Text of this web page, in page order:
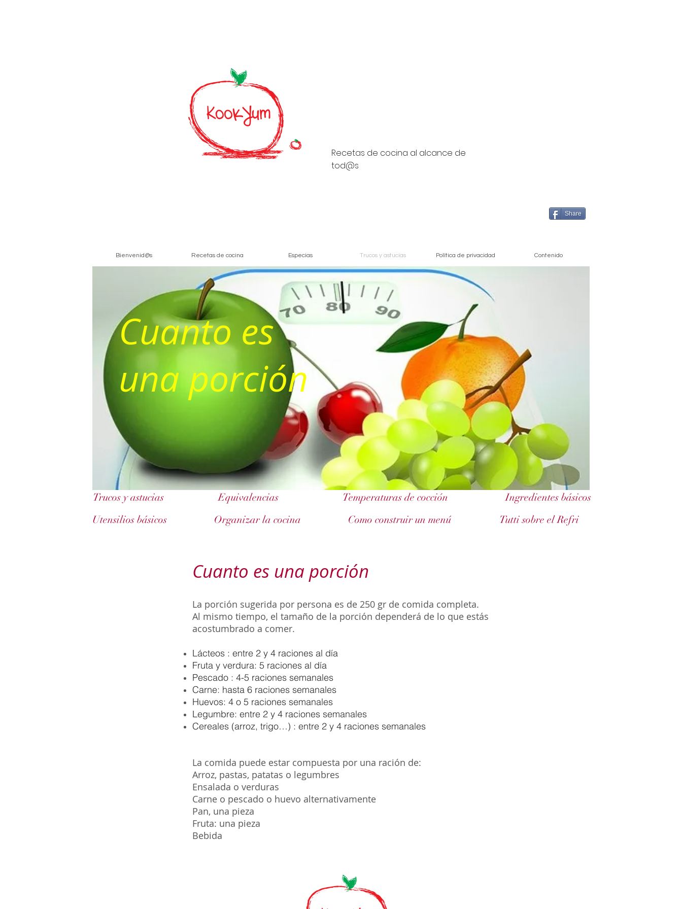
Recetas de cocina al alcance de
tod@s
Share
Bienvenid@s Recetas de cocina Especias Trucos y astucias Política de privacidad Contenido
Cuanto es
una porción
Trucos y astucias
Utensilios básicos
Equivalencias
Organizar la cocina
Temperaturas de cocción
Como construir un menú
Ingredientes básicos
Tutti sobre el Refri
Cuanto es una porción
La porción sugerida por persona es de 250 gr de comida completa.
Al mismo tiempo, el tamaño de la porción dependerá de lo que estás
acostumbrado a comer.
Lácteos : entre 2 y 4 raciones al día
Fruta y verdura: 5 raciones al día
Pescado : 4-5 raciones semanales
Carne: hasta 6 raciones semanales
Huevos: 4 o 5 raciones semanales
Legumbre: entre 2 y 4 raciones semanales
Cereales (arroz, trigo…) : entre 2 y 4 raciones semanales
La comida puede estar compuesta por una ración de:
Arroz, pastas, patatas o legumbres
Ensalada o verduras
Carne o pescado o huevo alternativamente
Pan, una pieza
Fruta: una pieza
Bebida